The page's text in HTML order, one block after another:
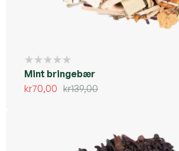
Mint bringebær
kr139,00
kr70,00